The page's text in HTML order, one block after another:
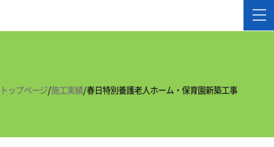
トップページ/施工実績/春日特別養護老人ホーム・保育園新築工事